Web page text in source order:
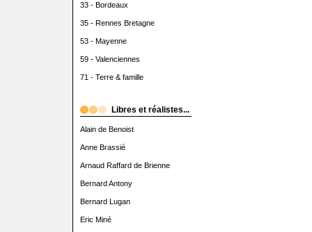
33 - Bordeaux
35 - Rennes Bretagne
53 - Mayenne
59 - Valenciennes
71 - Terre & famille
Libres et réalistes...
Alain de Benoist
Anne Brassié
Arnaud Raffard de Brienne
Bernard Antony
Bernard Lugan
Eric Miné